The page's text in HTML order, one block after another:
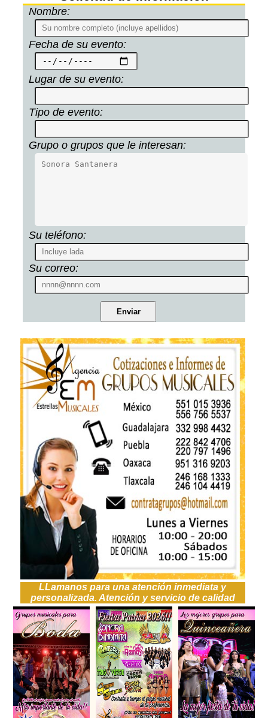
Nombre:
Fecha de su evento:
Lugar de su evento:
Tipo de evento:
Grupo o grupos que le interesan:
Su teléfono:
Su correo:
LLamanos para una atención inmediata y
personalizada. Atención y servicio de calidad